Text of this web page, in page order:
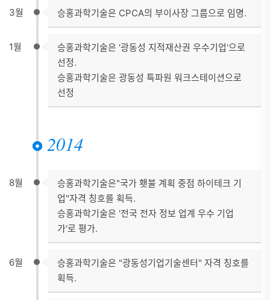
3월 승홍과학기술은 CPCA의 부이사장 그룹으로 임명.
1월
승홍과학기술은 '광동성 지적재산권 우수기업'으로
선정.
승홍과학기술은 광동성 특파원 워크스테이션으로
선정
2014
8월
승홍과학기술은"국가 횃불 계획 중점 하이테크 기
업"자격 칭호를 획득.
승홍과학기술은 '전국 전자 정보 업계 우수 기업
가'로 평가.
6월
승홍과학기술은 "광동성기업기술센터" 자격 칭호를
획득.